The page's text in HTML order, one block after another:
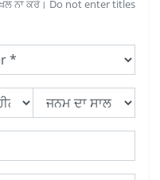
ਨਾ ਕਰੋ। Do not enter titles